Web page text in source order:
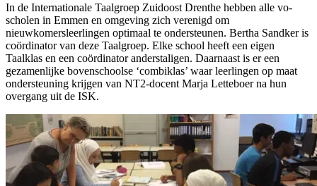
In de Internationale Taalgroep Zuidoost Drenthe hebben alle vo-
scholen in Emmen en omgeving zich verenigd om
nieuwkomersleerlingen optimaal te ondersteunen. Bertha Sandker is
coördinator van deze Taalgroep. Elke school heeft een eigen
Taalklas en een coördinator anderstaligen. Daarnaast is er een
gezamenlijke bovenschoolse ‘combiklas’ waar leerlingen op maat
ondersteuning krijgen van NT2-docent Marja Letteboer na hun
overgang uit de ISK.